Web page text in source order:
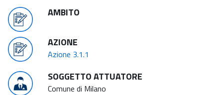
AMBITO
AZIONE
Azione 3.1.1
SOGGETTO ATTUATORE
Comune di Milano